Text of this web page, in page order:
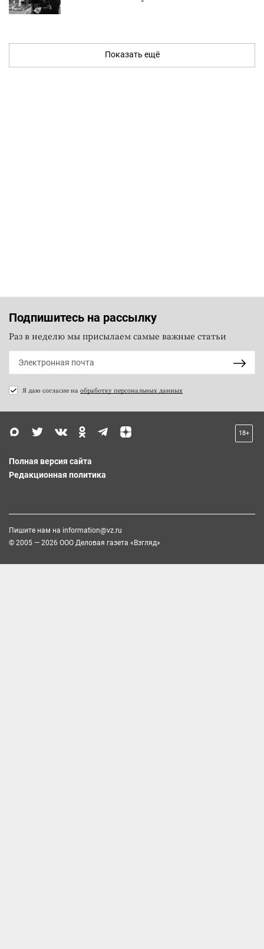
Показать ещё
Подпишитесь на рассылку
Раз в неделю мы присылаем самые важные статьи
Я даю согласие на обработку персональных данных
18+
Полная версия сайта
Редакционная политика
Пишите нам на information@vz.ru
© 2005 — 2026 ООО Деловая газета «Взгляд»